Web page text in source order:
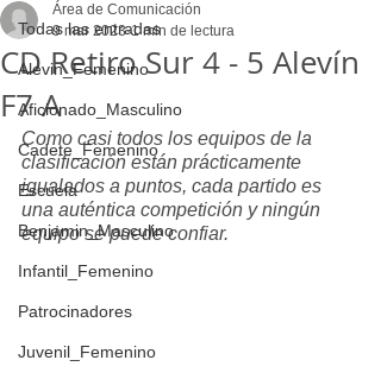
Todas las entradas
Alevin_Femenino
Aficionado_Masculino
Cadete_Femenino
Escuela
Benjamin_Masculino
Infantil_Femenino
Patrocinadores
Juvenil_Femenino
CD Retiro Sur 4 - 5 Alevín
F7 A
Área de Comunicación
9 mar 2023 1 min de lectura
Como casi todos los equipos de la
clasificación están prácticamente
igualados a puntos, cada partido es
una auténtica competición y ningún
equipo se puede confiar.